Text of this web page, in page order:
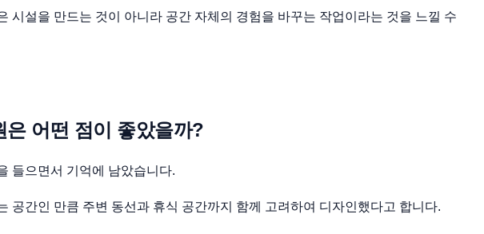
시설을 만드는 것이 아니라 공간 자체의 경험을 바꾸는 작업이라는 것을 느낄 수
은 어떤 점이 좋았을까?
들으면서 기억에 남았습니다.
공간인 만큼 주변 동선과 휴식 공간까지 함께 고려하여 디자인했다고 합니다.